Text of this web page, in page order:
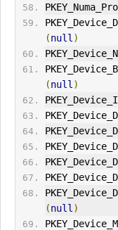
(null )
(null )
(null )